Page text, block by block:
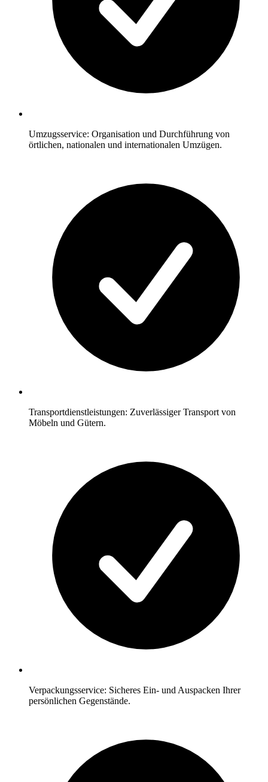
Umzugsservice: Organisation und Durchführung von
örtlichen, nationalen und internationalen Umzügen.
Transportdienstleistungen: Zuverlässiger Transport von
Möbeln und Gütern.
Verpackungsservice: Sicheres Ein- und Auspacken Ihrer
persönlichen Gegenstände.